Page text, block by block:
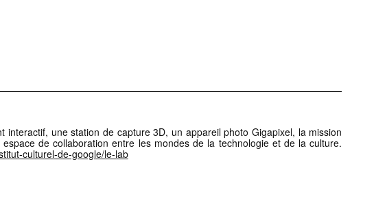
interactif, une station de capture 3D, un appareil photo Gigapixel, la mission
de collaboration entre les mondes de la technologie et de la culture.
culturel-de-google/le-lab